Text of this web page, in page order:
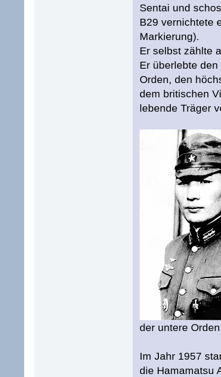
Sentai und
B29 vernichtete
Markierung).
Er selbst zählte
Er überlebte
Orden, den
dem britischen
lebende Träger
der untere
Im Jahr 1957
die Hamamatsu